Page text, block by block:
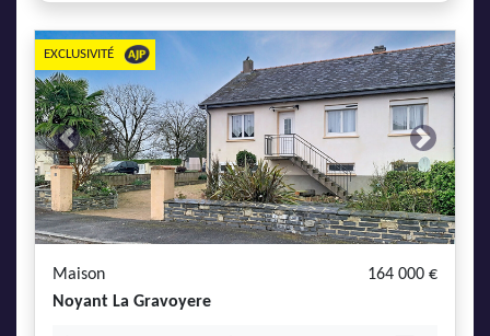
Previous Next
EXCLUSIVITÉ
Maison
164 000 €
Noyant La Gravoyere